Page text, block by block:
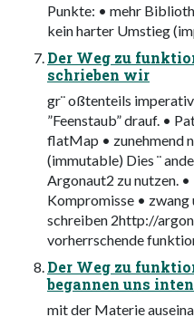
Punkte: • mehr
kein harter Umstieg
Der Weg zu
schrieben wir
gr¨ oßtenteils
”Feenstaub” drauf. •
flatMap • zunehmend
(immutable) Dies ¨
Argonaut2 zu nutzen.
Kompromisse • zwang
schreiben 2http://
vorherrschende
Der Weg zu
begannen uns
mit der Materie